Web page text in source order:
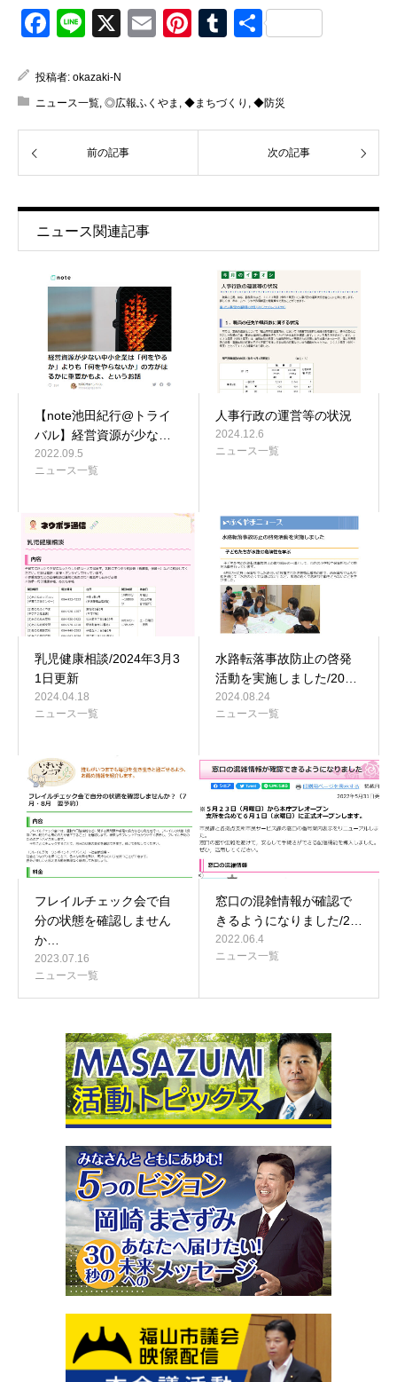
Facebook
Line
X EmailPinterest
Tumblr
共
投稿者: okazaki-N
ニュース一覧 ◎広報ふくやま ◆まちづくり ◆防災
前の記事 次の記事
ニュース関連記事
【note池田紀行@トライ
バル】経営資源が少な…
2022.09.5
ニュース一覧
人事行政の運営等の状況
2024.12.6
ニュース一覧
乳児健康相談/2024年3月3
1日更新
2024.04.18
ニュース一覧
水路転落事故防止の啓発
活動を実施しました/20…
2024.08.24
ニュース一覧
フレイルチェック会で自
分の状態を確認しません
か…
2023.07.16
ニュース一覧
窓口の混雑情報が確認で
きるようになりました/2…
2022.06.4
ニュース一覧